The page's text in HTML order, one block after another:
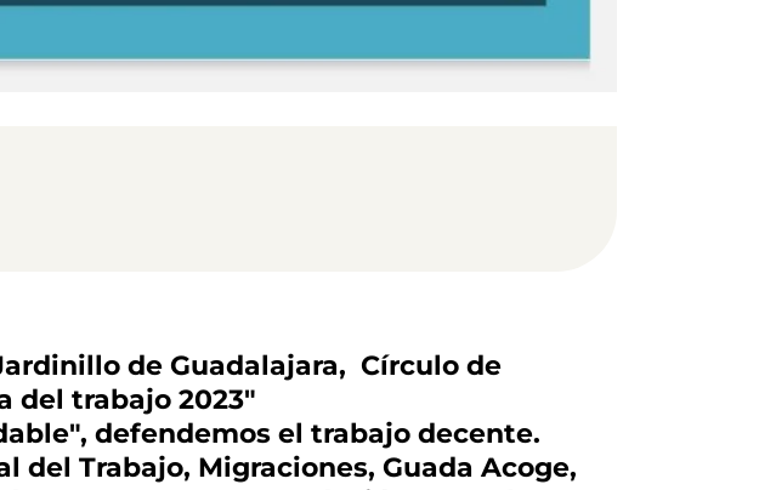
de Guadalajara, Círculo de
del trabajo 2023"
defendemos el trabajo decente.
del Trabajo, Migraciones, Guada Acoge,